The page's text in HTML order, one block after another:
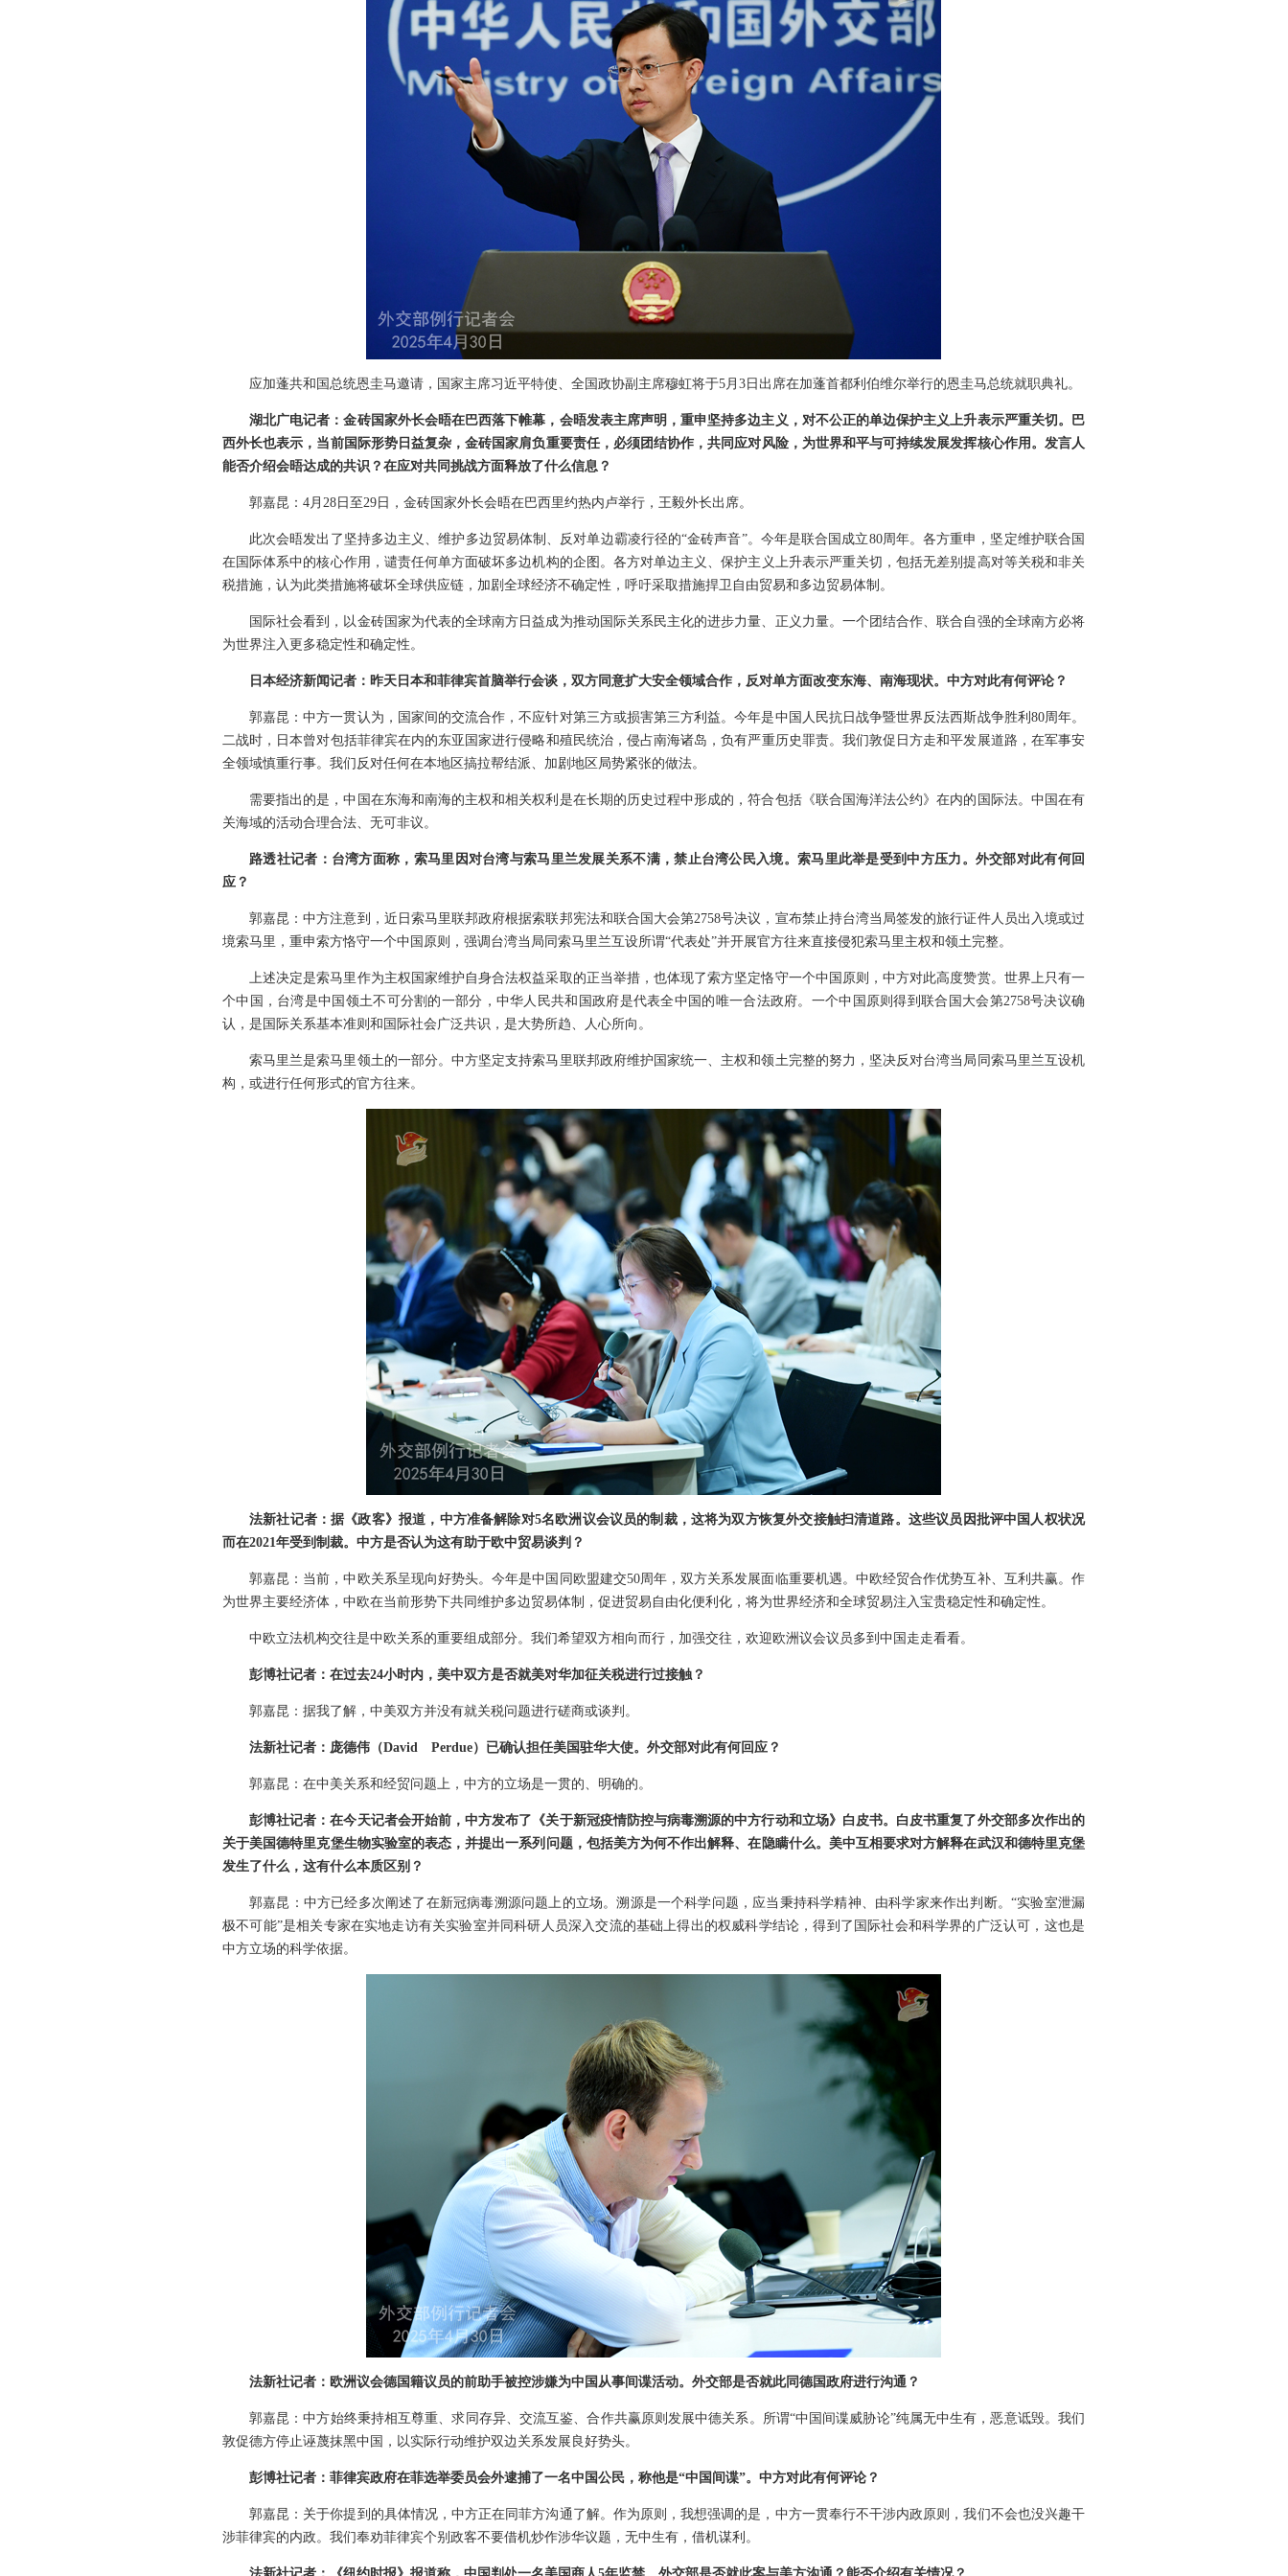
应加蓬共和国总统恩圭马邀请，国家主席习近平特使、全国政协副主席穆虹将于5月3日出席在加蓬首都利伯维尔举行的恩圭马总统就职典礼。
湖北广电记者：金砖国家外长会晤在巴西落下帷幕，会晤发表主席声明，重申坚持多边主义，对不公正的单边保护主义上升表示严重关切。巴
西外长也表示，当前国际形势日益复杂，金砖国家肩负重要责任，必须团结协作，共同应对风险，为世界和平与可持续发展发挥核心作用。发言人
能否介绍会晤达成的共识？在应对共同挑战方面释放了什么信息？
郭嘉昆：4月28日至29日，金砖国家外长会晤在巴西里约热内卢举行，王毅外长出席。
此次会晤发出了坚持多边主义、维护多边贸易体制、反对单边霸凌行径的“金砖声音”。今年是联合国成立80周年。各方重申，坚定维护联合国
在国际体系中的核心作用，谴责任何单方面破坏多边机构的企图。各方对单边主义、保护主义上升表示严重关切，包括无差别提高对等关税和非关
税措施，认为此类措施将破坏全球供应链，加剧全球经济不确定性，呼吁采取措施捍卫自由贸易和多边贸易体制。
国际社会看到，以金砖国家为代表的全球南方日益成为推动国际关系民主化的进步力量、正义力量。一个团结合作、联合自强的全球南方必将
为世界注入更多稳定性和确定性。
日本经济新闻记者：昨天日本和菲律宾首脑举行会谈，双方同意扩大安全领域合作，反对单方面改变东海、南海现状。中方对此有何评论？
郭嘉昆：中方一贯认为，国家间的交流合作，不应针对第三方或损害第三方利益。今年是中国人民抗日战争暨世界反法西斯战争胜利80周年。
二战时，日本曾对包括菲律宾在内的东亚国家进行侵略和殖民统治，侵占南海诸岛，负有严重历史罪责。我们敦促日方走和平发展道路，在军事安
全领域慎重行事。我们反对任何在本地区搞拉帮结派、加剧地区局势紧张的做法。
需要指出的是，中国在东海和南海的主权和相关权利是在长期的历史过程中形成的，符合包括《联合国海洋法公约》在内的国际法。中国在有
关海域的活动合理合法、无可非议。
路透社记者：台湾方面称，索马里因对台湾与索马里兰发展关系不满，禁止台湾公民入境。索马里此举是受到中方压力。外交部对此有何回
应？
郭嘉昆：中方注意到，近日索马里联邦政府根据索联邦宪法和联合国大会第2758号决议，宣布禁止持台湾当局签发的旅行证件人员出入境或过
境索马里，重申索方恪守一个中国原则，强调台湾当局同索马里兰互设所谓“代表处”并开展官方往来直接侵犯索马里主权和领土完整。
上述决定是索马里作为主权国家维护自身合法权益采取的正当举措，也体现了索方坚定恪守一个中国原则，中方对此高度赞赏。世界上只有一
个中国，台湾是中国领土不可分割的一部分，中华人民共和国政府是代表全中国的唯一合法政府。一个中国原则得到联合国大会第2758号决议确
认，是国际关系基本准则和国际社会广泛共识，是大势所趋、人心所向。
索马里兰是索马里领土的一部分。中方坚定支持索马里联邦政府维护国家统一、主权和领土完整的努力，坚决反对台湾当局同索马里兰互设机
构，或进行任何形式的官方往来。
法新社记者：据《政客》报道，中方准备解除对5名欧洲议会议员的制裁，这将为双方恢复外交接触扫清道路。这些议员因批评中国人权状况
而在2021年受到制裁。中方是否认为这有助于欧中贸易谈判？
郭嘉昆：当前，中欧关系呈现向好势头。今年是中国同欧盟建交50周年，双方关系发展面临重要机遇。中欧经贸合作优势互补、互利共赢。作
为世界主要经济体，中欧在当前形势下共同维护多边贸易体制，促进贸易自由化便利化，将为世界经济和全球贸易注入宝贵稳定性和确定性。
中欧立法机构交往是中欧关系的重要组成部分。我们希望双方相向而行，加强交往，欢迎欧洲议会议员多到中国走走看看。
彭博社记者：在过去24小时内，美中双方是否就美对华加征关税进行过接触？
郭嘉昆：据我了解，中美双方并没有就关税问题进行磋商或谈判。
法新社记者：庞德伟（David Perdue）已确认担任美国驻华大使。外交部对此有何回应？
郭嘉昆：在中美关系和经贸问题上，中方的立场是一贯的、明确的。
彭博社记者：在今天记者会开始前，中方发布了《关于新冠疫情防控与病毒溯源的中方行动和立场》白皮书。白皮书重复了外交部多次作出的
关于美国德特里克堡生物实验室的表态，并提出一系列问题，包括美方为何不作出解释、在隐瞒什么。美中互相要求对方解释在武汉和德特里克堡
发生了什么，这有什么本质区别？
郭嘉昆：中方已经多次阐述了在新冠病毒溯源问题上的立场。溯源是一个科学问题，应当秉持科学精神、由科学家来作出判断。“实验室泄漏
极不可能”是相关专家在实地走访有关实验室并同科研人员深入交流的基础上得出的权威科学结论，得到了国际社会和科学界的广泛认可，这也是
中方立场的科学依据。
法新社记者：欧洲议会德国籍议员的前助手被控涉嫌为中国从事间谍活动。外交部是否就此同德国政府进行沟通？
郭嘉昆：中方始终秉持相互尊重、求同存异、交流互鉴、合作共赢原则发展中德关系。所谓“中国间谍威胁论”纯属无中生有，恶意诋毁。我们
敦促德方停止诬蔑抹黑中国，以实际行动维护双边关系发展良好势头。
彭博社记者：菲律宾政府在菲选举委员会外逮捕了一名中国公民，称他是“中国间谍”。中方对此有何评论？
郭嘉昆：关于你提到的具体情况，中方正在同菲方沟通了解。作为原则，我想强调的是，中方一贯奉行不干涉内政原则，我们不会也没兴趣干
涉菲律宾的内政。我们奉劝菲律宾个别政客不要借机炒作涉华议题，无中生有，借机谋利。